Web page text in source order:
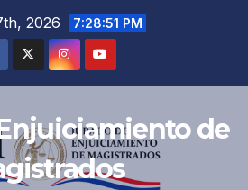
2026 7:28:51 PM
de